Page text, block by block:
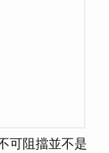
可阻擋並不是